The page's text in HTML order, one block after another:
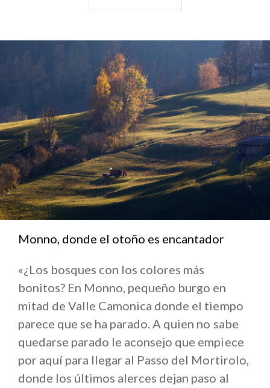
#INSIDERinLombardia envíanos tu candidatura.
Aquí algunas cosas de Icaro (en Instagram para
quien tenga curiosidad es@icaro1969).
Monno, donde el otoño es encantador
«¿Los bosques con los colores más
bonitos? En Monno, pequeño burgo en
mitad de Valle Camonica donde el tiempo
parece que se ha parado. A quien no sabe
quedarse parado le aconsejo que empiece
por aquí para llegar al Passo del Mortirolo,
donde los últimos alerces dejan paso al